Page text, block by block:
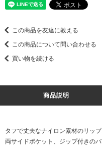
この商品を友達に教える
この商品について問い合わせる
買い物を続ける
商品説明
タフで丈夫なナイロン素材のリッ
両サイドポケット、ジップ付きの